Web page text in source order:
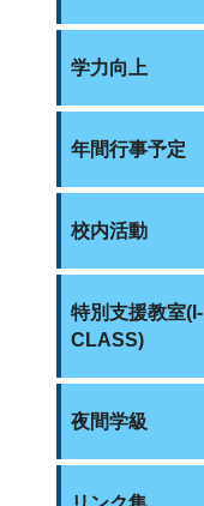
学力向上
年間行事予定
校内活動
特別支援教室(I-
CLASS)
夜間学級